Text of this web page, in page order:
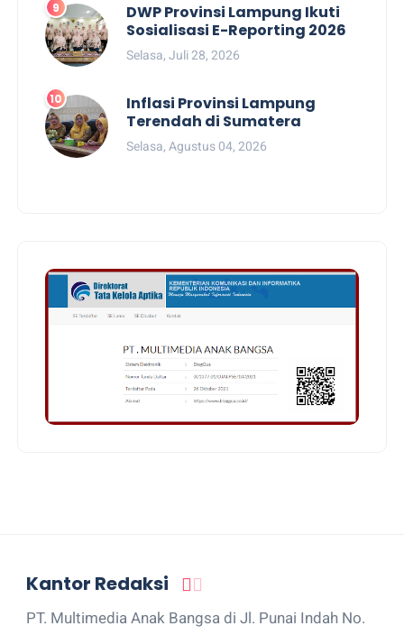
DWP Provinsi Lampung Ikuti
Sosialisasi E-Reporting 2026
Selasa, Juli 28, 2026
Inflasi Provinsi Lampung
Terendah di Sumatera
Selasa, Agustus 04, 2026
Kantor Redaksi
PT. Multimedia Anak Bangsa di Jl. Punai Indah No.